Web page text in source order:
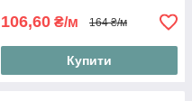
106,60 ₴/м 164 ₴/м
Купити